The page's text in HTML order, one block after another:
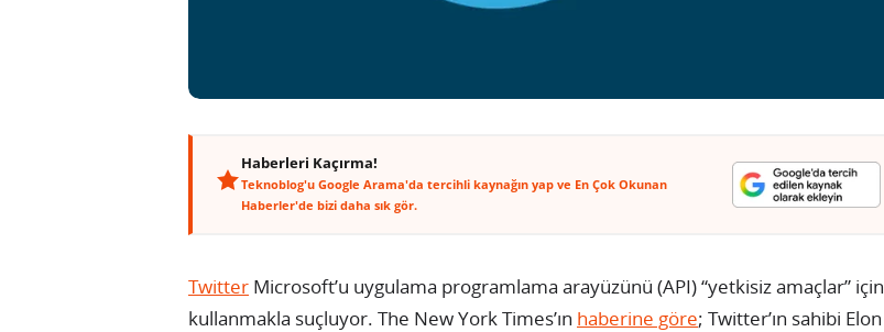
Haberleri Kaçırma!
Teknoblog'u Google Arama'da tercihli kaynağın yap ve En Çok Okunan
Haberler'de bizi daha sık gör.
Twitter Microsoft’u uygulama programlama arayüzünü (API) “yetkisiz amaçlar” için
kullanmakla suçluyor. The New York Times’ın haberine göre; Twitter’ın sahibi Elon